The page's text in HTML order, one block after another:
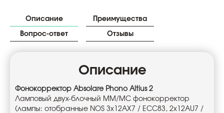
Описание Преимущества
Вопрос-ответ Отзывы
Описание
Фонокорректор Absolare Phono Altius 2
Ламповый двух-блочный ММ/МС фонокорректор
(лампы: отобранные NOS 3x12AX7 / ECC83, 2x12AU7 /